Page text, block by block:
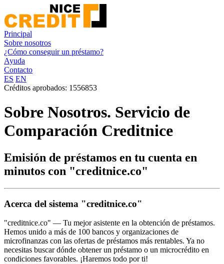
Principal
Sobre nosotros
¿Cómo conseguir un préstamo?
Ayuda
Contacto
ES EN
Créditos aprobados: 1556853
Sobre Nosotros. Servicio de
Comparación Creditnice
Emisión de préstamos en tu cuenta en
minutos con "creditnice.co"
Acerca del sistema "creditnice.co"
"creditnice.co" — Tu mejor asistente en la obtención de préstamos.
Hemos unido a más de 100 bancos y organizaciones de
microfinanzas con las ofertas de préstamos más rentables. Ya no
necesitas buscar dónde obtener un préstamo o un microcrédito en
condiciones favorables. ¡Haremos todo por ti!